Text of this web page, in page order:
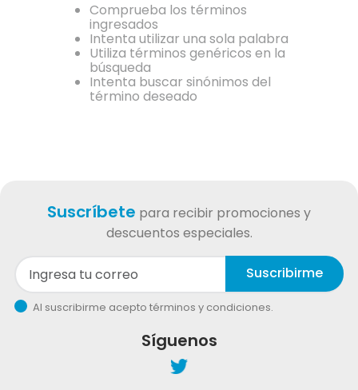
Comprueba los términos
ingresados
Intenta utilizar una sola palabra
Utiliza términos genéricos en la
búsqueda
Intenta buscar sinónimos del
término deseado
Suscríbete para recibir promociones y
descuentos especiales.
Suscribirme
Al suscribirme acepto términos y condiciones.
Síguenos